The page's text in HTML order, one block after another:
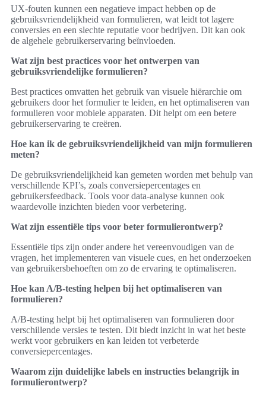
UX-fouten kunnen een negatieve impact hebben op de
gebruiksvriendelijkheid van formulieren, wat leidt tot lagere
conversies en een slechte reputatie voor bedrijven. Dit kan ook
de algehele gebruikerservaring beïnvloeden.
Wat zijn best practices voor het ontwerpen van
gebruiksvriendelijke formulieren?
Best practices omvatten het gebruik van visuele hiërarchie om
gebruikers door het formulier te leiden, en het optimaliseren van
formulieren voor mobiele apparaten. Dit helpt om een betere
gebruikerservaring te creëren.
Hoe kan ik de gebruiksvriendelijkheid van mijn formulieren
meten?
De gebruiksvriendelijkheid kan gemeten worden met behulp van
verschillende KPI’s, zoals conversiepercentages en
gebruikersfeedback. Tools voor data-analyse kunnen ook
waardevolle inzichten bieden voor verbetering.
Wat zijn essentiële tips voor beter formulierontwerp?
Essentiële tips zijn onder andere het vereenvoudigen van de
vragen, het implementeren van visuele cues, en het onderzoeken
van gebruikersbehoeften om zo de ervaring te optimaliseren.
Hoe kan A/B-testing helpen bij het optimaliseren van
formulieren?
A/B-testing helpt bij het optimaliseren van formulieren door
verschillende versies te testen. Dit biedt inzicht in wat het beste
werkt voor gebruikers en kan leiden tot verbeterde
conversiepercentages.
Waarom zijn duidelijke labels en instructies belangrijk in
formulierontwerp?